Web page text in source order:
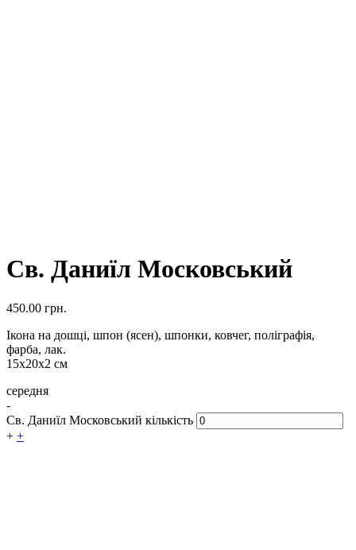
Св. Даниїл Московський
450.00 грн.
Ікона на дошці, шпон (ясен), шпонки, ковчег, поліграфія,
фарба, лак.
15х20х2 см
середня
-
Св. Даниїл Московський кількість
+ +